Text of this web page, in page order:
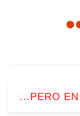
...PERO